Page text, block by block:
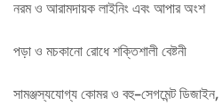
নরম ও আরামদায়ক লাইনিং এবং আপার অংশ
পড়া ও মচকানো রোধে শক্তিশালী বেষ্টনী
সামঞ্জস্যযোগ্য কোমর ও বহু-সেগমেন্ট ডিজাইন,